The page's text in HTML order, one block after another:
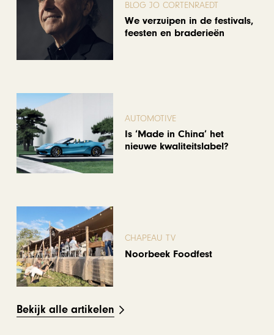
BLOG JO CORTENRAEDT
We verzuipen in de festivals,
feesten en braderieën
AUTOMOTIVE
Is ‘Made in China’ het
nieuwe kwaliteitslabel?
CHAPEAU TV
Noorbeek Foodfest
Bekijk alle artikelen